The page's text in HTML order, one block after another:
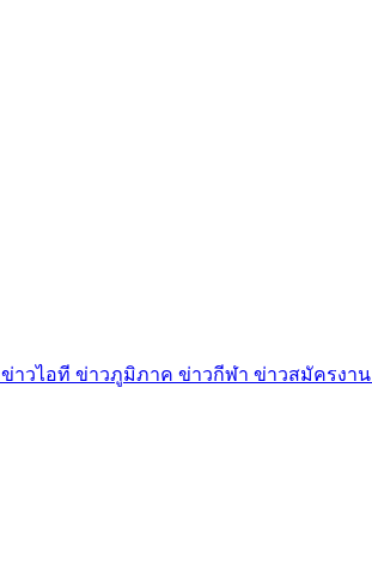
ข่าวไอที ข่าวภูมิภาค ข่าวกีฬา ข่าวสมัครงาน